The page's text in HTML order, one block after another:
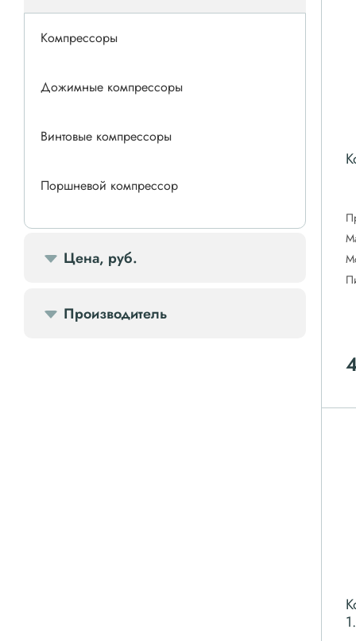
Компрессоры
Дожимные компрессоры
Винтовые компрессоры
Поршневой компрессор
Спиральные компрессоры
Цена, руб.
Производитель